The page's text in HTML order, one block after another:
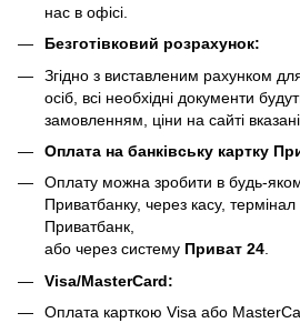
нас в офісі.
Безготівковий розрахунок:
Згідно з виставленим рахунком
осіб, всі необхідні документи
замовленням, ціни на сайті
Оплата на банківську картку
Оплату можна зробити в будь-
Приватбанку, через касу,
Приватбанк,
або через систему Приват 24.
Visa/MasterCard:
Оплата карткою Visa або